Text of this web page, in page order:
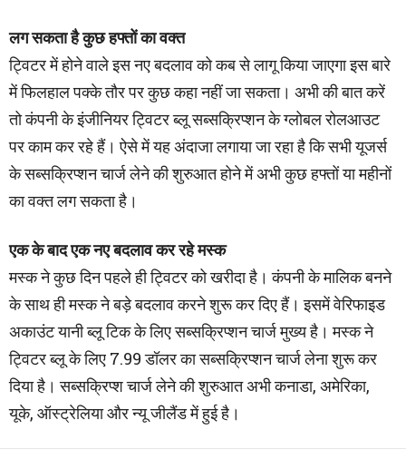
लग सकता है कुछ हफ्तों का वक्त
ट्विटर में होने वाले इस नए बदलाव को कब से लागू किया जाएगा इस बारे
में फिलहाल पक्के तौर पर कुछ कहा नहीं जा सकता। अभी की बात करें
तो कंपनी के इंजीनियर ट्विटर ब्लू सब्सक्रिप्शन के ग्लोबल रोलआउट
पर काम कर रहे हैं। ऐसे में यह अंदाजा लगाया जा रहा है कि सभी यूजर्स
के सब्सक्रिप्शन चार्ज लेने की शुरुआत होने में अभी कुछ हफ्तों या महीनों
का वक्त लग सकता है।
एक के बाद एक नए बदलाव कर रहे मस्क
मस्क ने कुछ दिन पहले ही ट्विटर को खरीदा है। कंपनी के मालिक बनने
के साथ ही मस्क ने बड़े बदलाव करने शुरू कर दिए हैं। इसमें वेरिफाइड
अकाउंट यानी ब्लू टिक के लिए सब्सक्रिप्शन चार्ज मुख्य है। मस्क ने
ट्विटर ब्लू के लिए 7.99 डॉलर का सब्सक्रिप्शन चार्ज लेना शुरू कर
दिया है। सब्सक्रिप्श चार्ज लेने की शुरुआत अभी कनाडा, अमेरिका,
यूके, ऑस्ट्रेलिया और न्यू जीलैंड में हुई है।